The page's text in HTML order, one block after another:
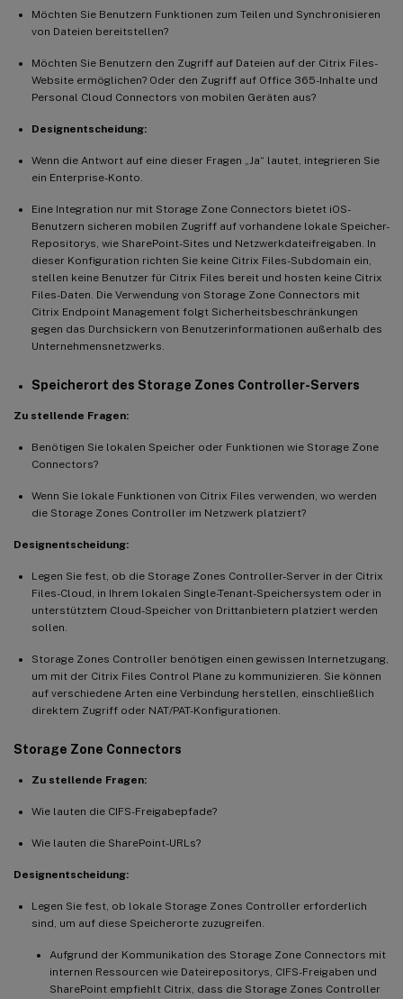
Möchten Sie Benutzern Funktionen zum Teilen und Synchronisieren
von Dateien bereitstellen?
Möchten Sie Benutzern den Zugriff auf Dateien auf der Citrix Files-
Website ermöglichen? Oder den Zugriff auf Office 365-Inhalte und
Personal Cloud Connectors von mobilen Geräten aus?
Designentscheidung:
Wenn die Antwort auf eine dieser Fragen „Ja“ lautet, integrieren Sie
ein Enterprise-Konto.
Eine Integration nur mit Storage Zone Connectors bietet iOS-
Benutzern sicheren mobilen Zugriff auf vorhandene lokale Speicher-
Repositorys, wie SharePoint-Sites und Netzwerkdateifreigaben. In
dieser Konfiguration richten Sie keine Citrix Files-Subdomain ein,
stellen keine Benutzer für Citrix Files bereit und hosten keine Citrix
Files-Daten. Die Verwendung von Storage Zone Connectors mit
Citrix Endpoint Management folgt Sicherheitsbeschränkungen
gegen das Durchsickern von Benutzerinformationen außerhalb des
Unternehmensnetzwerks.
Speicherort des Storage Zones Controller-Servers
Zu stellende Fragen:
Benötigen Sie lokalen Speicher oder Funktionen wie Storage Zone
Connectors?
Wenn Sie lokale Funktionen von Citrix Files verwenden, wo werden
die Storage Zones Controller im Netzwerk platziert?
Designentscheidung:
Legen Sie fest, ob die Storage Zones Controller-Server in der Citrix
Files-Cloud, in Ihrem lokalen Single-Tenant-Speichersystem oder in
unterstütztem Cloud-Speicher von Drittanbietern platziert werden
sollen.
Storage Zones Controller benötigen einen gewissen Internetzugang,
um mit der Citrix Files Control Plane zu kommunizieren. Sie können
auf verschiedene Arten eine Verbindung herstellen, einschließlich
direktem Zugriff oder NAT/PAT-Konfigurationen.
Storage Zone Connectors
Zu stellende Fragen:
Wie lauten die CIFS-Freigabepfade?
Wie lauten die SharePoint-URLs?
Designentscheidung:
Legen Sie fest, ob lokale Storage Zones Controller erforderlich
sind, um auf diese Speicherorte zuzugreifen.
Aufgrund der Kommunikation des Storage Zone Connectors mit
internen Ressourcen wie Dateirepositorys, CIFS-Freigaben und
SharePoint empfiehlt Citrix, dass die Storage Zones Controller